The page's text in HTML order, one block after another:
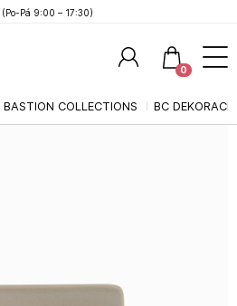
BASTION COLLECTIONS BC DEKORACE
(Po-Pá 9:00 – 17:30)
0